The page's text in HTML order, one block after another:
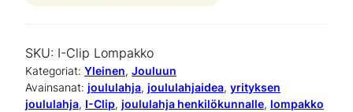
l
i
SKU: I-Clip Lompakko
Kategoriat: Yleinen, Jouluun
Avainsanat: joululahja, joululahjaidea, yrityksen
joululahja, I-Clip, joululahja henkilökunnalle, lompakko